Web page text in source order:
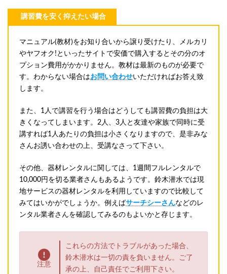
講習費を安く抑えたい場合
マニュアル(教材)をお知り合いから譲り受けたり、メルカリ
やヤフオク!といったサイトで安価で購入するとその分のオ
プション費用がかかりません。教材は最新のものが必要で
す。わからない場合はお問い合わせいただければお答え致
します。
また、1人で講習を行う場合はどうしても講習費の負担は大
きくなってしまいます。2人、3人と友達や家族で同時に受
講すれば1人あたりの負担は小さくなりますので、是非みな
さんお誘い合わせの上、受講なさって下さい。
その他、器材レンタルに関しては、1週間フルレンタルで
10,000円を切る業者さんもあるようです。鈴木潜水では現
地サービスの器材レンタルを利用していますので比較して
みてはいかがでしょうか。例えばサーチシーさんなどのレ
ンタル業者さんを確認してみるのもよいかと存じます。
注意
これらの方法でトラブルがあった場合、
鈴木潜水は一切の責を負いません。ご了
承の上、自己責任でご利用下さい。